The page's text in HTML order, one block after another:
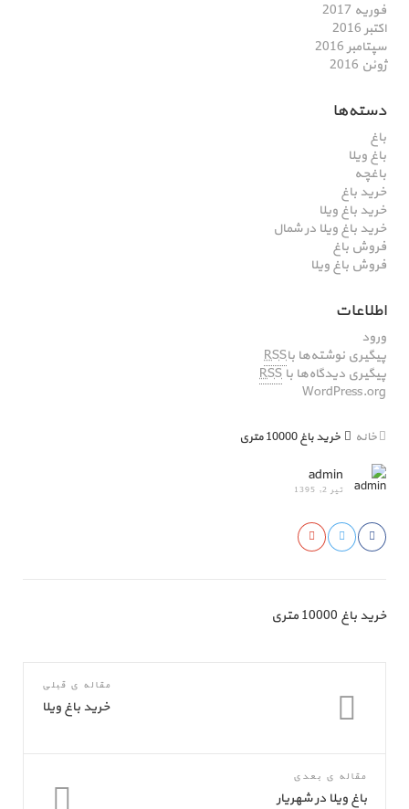
فوریه 2017
اکتبر 2016
سپتامبر 2016
ژوئن 2016
دسته‌ها
باغ
باغ ویلا
باغچه
خرید باغ
خرید باغ ویلا
خرید باغ ویلا در شمال
فروش باغ
فروش باغ ویلا
اطلاعات
ورود
پیگیری نوشته‌ها باRSS
پیگیری دیدگاه‌ها با RSS
WordPress.org
خانه خرید باغ 10000 متری
admin
تیر 2, 1395
خرید باغ 10000 متری
مقاله ی قبلی
خرید باغ ویلا
مقاله ی بعدی
باغ ویلا در شهریار